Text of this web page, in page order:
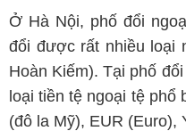
Ở Hà Nội, phố đổi
đổi được rất nhiều loại
Hoàn Kiếm). Tại phố
loại tiền tệ ngoại tệ
(đô la Mỹ), EUR (Euro),